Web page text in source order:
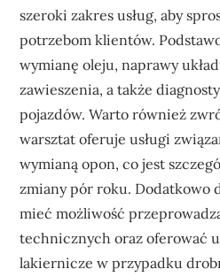
szeroki zakres usług, aby
potrzebom klientów.
wymianę oleju, naprawy
zawieszenia, a także
pojazdów. Warto również
warsztat oferuje usługi
wymianą opon, co jest
zmiany pór roku. Dodatkowo
mieć możliwość
technicznych oraz oferować
lakiernicze w przypadku